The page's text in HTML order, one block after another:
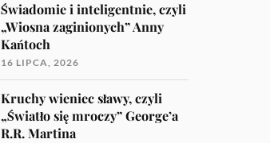
Świadomie i inteligentnie, czyli
„Wiosna zaginionych” Anny
Kańtoch
16 LIPCA, 2026
Kruchy wieniec sławy, czyli
„Światło się mroczy” George’a
R.R. Martina